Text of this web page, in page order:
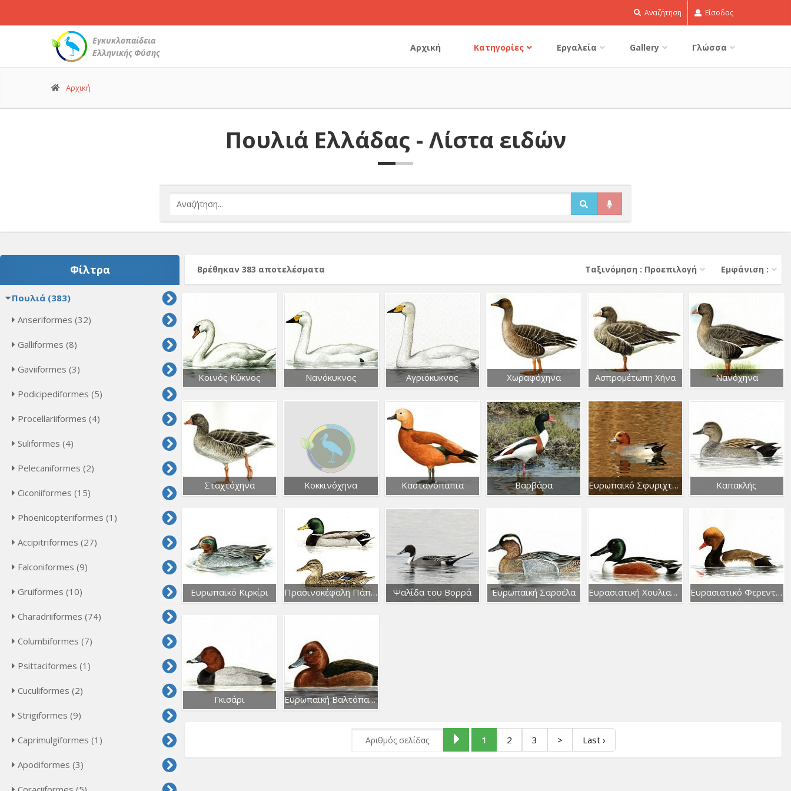
Αναζήτηση Είσοδος
Εγκυκλοπαίδεια
Ελληνικής Φύσης
Αρχική Κατηγορίες Εργαλεία Gallery Γλώσσα
Αρχική
Πουλιά Ελλάδας - Λίστα ειδών
Φίλτρα
Πουλιά (383)
Anseriformes (32)
Galliformes (8)
Gaviiformes (3)
Podicipediformes (5)
Procellariiformes (4)
Suliformes (4)
Pelecaniformes (2)
Ciconiiformes (15)
Phoenicopteriformes (1)
Accipitriformes (27)
Falconiformes (9)
Gruiformes (10)
Charadriiformes (74)
Columbiformes (7)
Psittaciformes (1)
Cuculiformes (2)
Strigiformes (9)
Caprimulgiformes (1)
Apodiformes (3)
Βρέθηκαν 383 αποτελέσματα Εμφάνιση :
Тαξινόμηση : Προεπιλογή
Κοινός Κύκνος Νανόκυκνος Αγριόκυκνος Χωραφόχηνα Ασπρομέτωπη Χήνα Νανόχηνα
Σταχτόχηνα Κοκκινόχηνα Καστανόπαπια Βαρβάρα Ευρωπαϊκό Σφυριχτάρι Καπακλής
Ευρωπαϊκό Κιρκίρι Πρασινοκέφαλη Πάπια Ψαλίδα του Βορρά Ευρωπαϊκή Σαρσέλα Ευρασιατική Χουλιαρόπαπια Ευρασιατικό Φερεντίνι
Γκισάρι Ευρωπαϊκή Βαλτόπαπια
1 2 3 > Last ›